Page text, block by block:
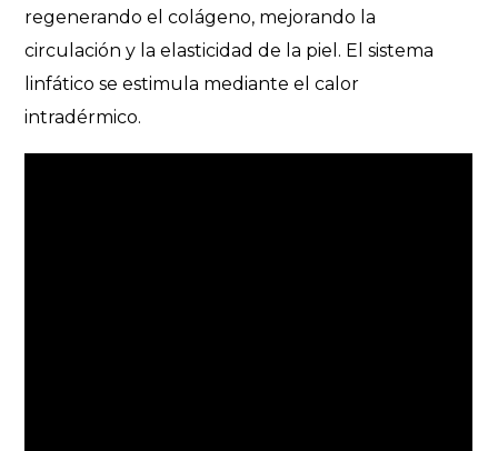
regenerando el colágeno, mejorando la
circulación y la elasticidad de la piel. El sistema
linfático se estimula mediante el calor
intradérmico.